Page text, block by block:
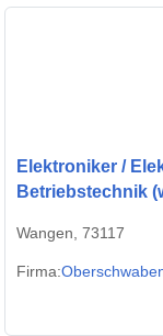
Elektroniker /
Betriebstechnik
Wangen, 73117
Firma: